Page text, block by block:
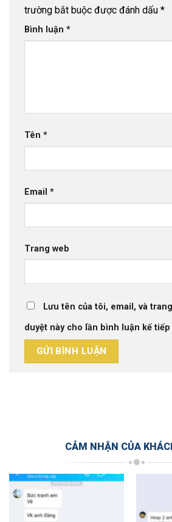
trường bắt buộc được đánh dấu *
Bình luận *
Tên *
Email *
Trang web
Lưu tên của tôi, email, và
duyệt này cho lần bình luận kế tiếp
CẢM NHẬN CỦA